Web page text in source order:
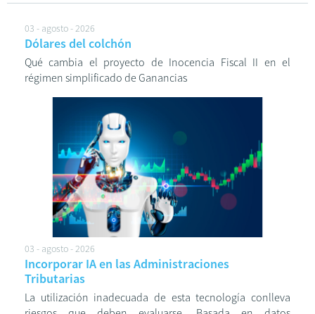
03 - agosto - 2026
Dólares del colchón
Qué cambia el proyecto de Inocencia Fiscal II en el
régimen simplificado de Ganancias
03 - agosto - 2026
Incorporar IA en las Administraciones
Tributarias
La utilización inadecuada de esta tecnología conlleva